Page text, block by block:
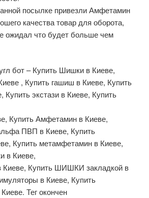
посылке привезли Амфетамин
качества товар для оборота,
ожидал что будет больше чем
бот – Купить Шишки в Киеве,
, Купить гашиш в Киеве, Купить
экстази в Киеве, Купить
Купить Амфетамин в Киеве,
ПВП в Киеве, Купить
Купить метамфетамин в Киеве,
в Киеве,
Киеве, Купить ШИШКИ закладкой в
в Киеве, Купить
Тег окончен